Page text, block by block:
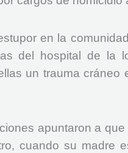
en la
del hospital de la
un trauma
apuntaron a
cuando su madre